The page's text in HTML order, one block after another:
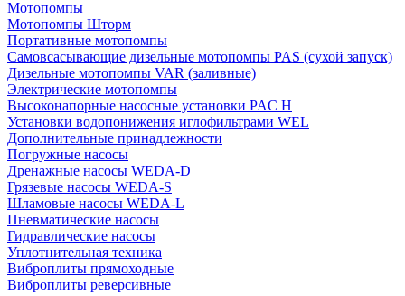
Мотопомпы
Мотопомпы Шторм
Портативные мотопомпы
Самовсасывающие дизельные мотопомпы PAS (сухой запуск)
Дизельные мотопомпы VAR (заливные)
Электрические мотопомпы
Высоконапорные насосные установки PAC H
Установки водопонижения иглофильтрами WEL
Дополнительные принадлежности
Погружные насосы
Дренажные насосы WEDA-D
Грязевые насосы WEDA-S
Шламовые насосы WEDA-L
Пневматические насосы
Гидравлические насосы
Уплотнительная техника
Виброплиты прямоходные
Виброплиты реверсивные